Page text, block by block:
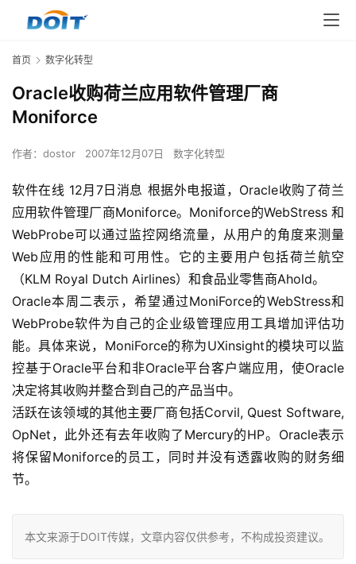
首页 数字化转型
Oracle收购荷兰应用软件管理厂商
Moniforce
作者： dostor 2007年12月07日 数字化转型
软件在线 12月7日消息 根据外电报道，Oracle收购了荷兰
应用软件管理厂商Moniforce。Moniforce的WebStress 和
WebProbe可以通过监控网络流量，从用户的角度来测量
Web应用的性能和可用性。它的主要用户包括荷兰航空
（KLM Royal Dutch Airlines）和食品业零售商Ahold。
Oracle本周二表示，希望通过MoniForce的WebStress和
WebProbe软件为自己的企业级管理应用工具增加评估功
能。具体来说，MoniForce的称为UXinsight的模块可以监
控基于Oracle平台和非Oracle平台客户端应用，使Oracle
决定将其收购并整合到自己的产品当中。
活跃在该领域的其他主要厂商包括Corvil, Quest Software,
OpNet，此外还有去年收购了Mercury的HP。Oracle表示
将保留Moniforce的员工，同时并没有透露收购的财务细
节。
本文来源于DOIT传媒，文章内容仅供参考，不构成投资建议。